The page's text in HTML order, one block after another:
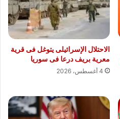
الاحتلال الإسرائيلى يتوغل فى قرية
معرية بريف درعا فى سوريا
4 أغسطس، 2026